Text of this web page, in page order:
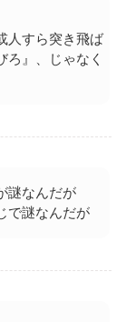
人すら突き飛ば
ろ』、じゃなく
謎なんだが
で謎なんだが